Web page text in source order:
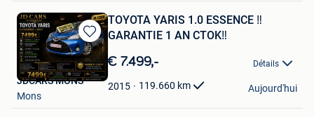
Sauvegarder
dans
Mes
Favoris
TOYOTA YARIS 1.0 ESSENCE ‼️
GARANTIE 1 AN CTOK‼️
€ 7.499,- Détails
2015 119.660 km
JDCARS MONS
Mons
Aujourd'hui